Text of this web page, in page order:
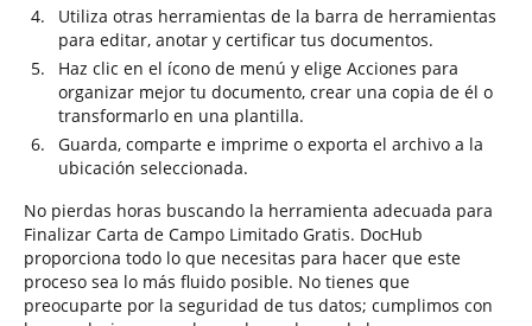
Utiliza otras herramientas de la barra de herramientas
para editar, anotar y certificar tus documentos.
Haz clic en el ícono de menú y elige Acciones para
organizar mejor tu documento, crear una copia de él o
transformarlo en una plantilla.
Guarda, comparte e imprime o exporta el archivo a la
ubicación seleccionada.
No pierdas horas buscando la herramienta adecuada para
Finalizar Carta de Campo Limitado Gratis. DocHub
proporciona todo lo que necesitas para hacer que este
proceso sea lo más fluido posible. No tienes que
preocuparte por la seguridad de tus datos; cumplimos con